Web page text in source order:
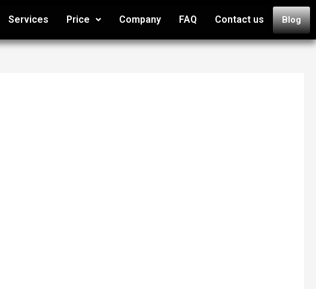
Services Price Company FAQ Contact us Blog